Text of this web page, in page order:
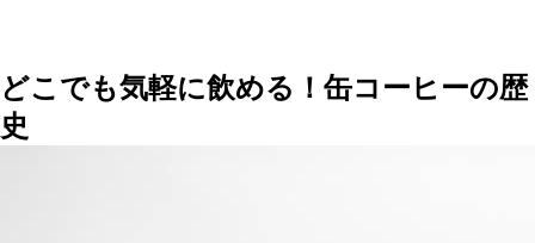
どこでも気軽に飲める！缶コーヒーの歴
史